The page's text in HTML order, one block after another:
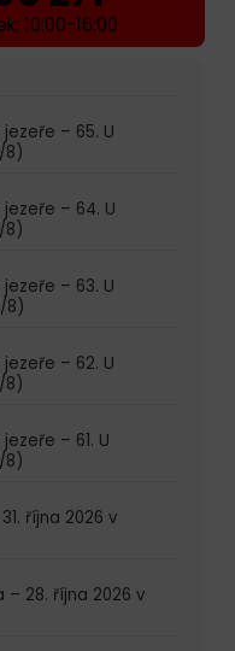
10:00-16:00
– 65. U
8)
– 64. U
8)
– 63. U
8)
– 62. U
8)
– 61. U
8)
října 2026 v
– 28. října 2026 v